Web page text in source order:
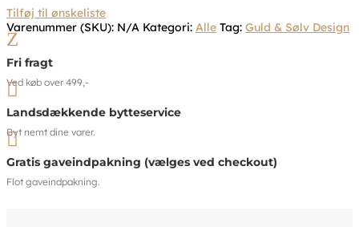
Tilføj til ønskeliste
Varenummer (SKU): N/A Kategori: Alle Tag: Guld & Sølv Design
Z
Fri fragt
Ved køb over 499,-

Landsdækkende bytteservice
Byt nemt dine varer.

Gratis gaveindpakning (vælges ved checkout)
Flot gaveindpakning.